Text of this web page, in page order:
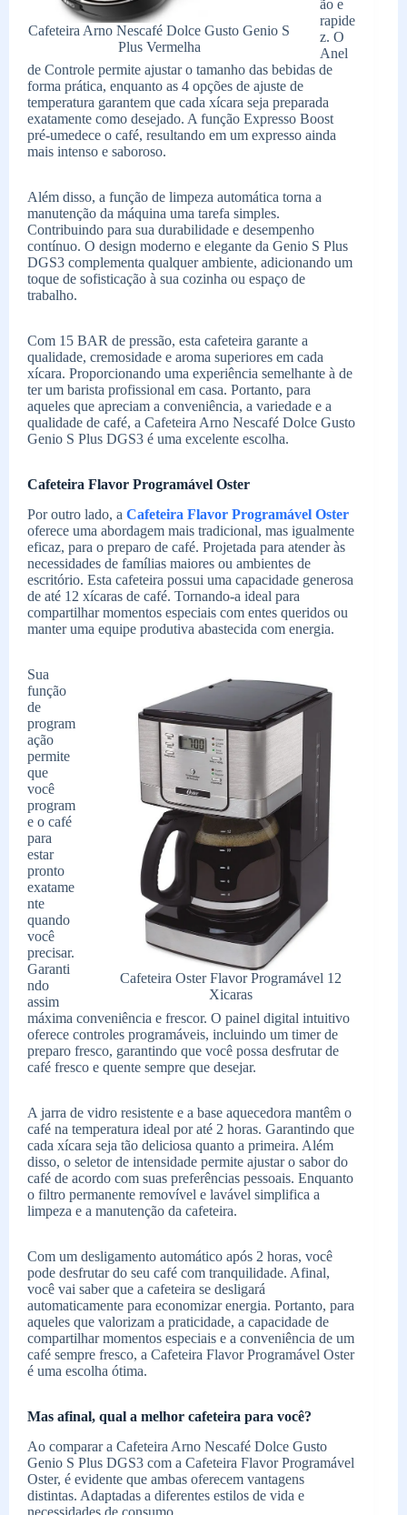
Cafeteira Arno Nescafé Dolce Gusto Genio S
Plus Vermelha
ão e
rapide
z. O
Anel
de Controle permite ajustar o tamanho das bebidas de
forma prática, enquanto as 4 opções de ajuste de
temperatura garantem que cada xícara seja preparada
exatamente como desejado. A função Expresso Boost
pré-umedece o café, resultando em um expresso ainda
mais intenso e saboroso.
Além disso, a função de limpeza automática torna a
manutenção da máquina uma tarefa simples.
Contribuindo para sua durabilidade e desempenho
contínuo. O design moderno e elegante da Genio S Plus
DGS3 complementa qualquer ambiente, adicionando um
toque de sofisticação à sua cozinha ou espaço de
trabalho.
Com 15 BAR de pressão, esta cafeteira garante a
qualidade, cremosidade e aroma superiores em cada
xícara. Proporcionando uma experiência semelhante à de
ter um barista profissional em casa. Portanto, para
aqueles que apreciam a conveniência, a variedade e a
qualidade de café, a Cafeteira Arno Nescafé Dolce Gusto
Genio S Plus DGS3 é uma excelente escolha.
Cafeteira Flavor Programável Oster
Por outro lado, a Cafeteira Flavor Programável Oster
oferece uma abordagem mais tradicional, mas igualmente
eficaz, para o preparo de café. Projetada para atender às
necessidades de famílias maiores ou ambientes de
escritório. Esta cafeteira possui uma capacidade generosa
de até 12 xícaras de café. Tornando-a ideal para
compartilhar momentos especiais com entes queridos ou
manter uma equipe produtiva abastecida com energia.
Cafeteira Oster Flavor Programável 12
Xicaras
Sua
função
de
program
ação
permite
que
você
program
e o café
para
estar
pronto
exatame
nte
quando
você
precisar.
Garanti
ndo
assim
máxima conveniência e frescor. O painel digital intuitivo
oferece controles programáveis, incluindo um timer de
preparo fresco, garantindo que você possa desfrutar de
café fresco e quente sempre que desejar.
A jarra de vidro resistente e a base aquecedora mantêm o
café na temperatura ideal por até 2 horas. Garantindo que
cada xícara seja tão deliciosa quanto a primeira. Além
disso, o seletor de intensidade permite ajustar o sabor do
café de acordo com suas preferências pessoais. Enquanto
o filtro permanente removível e lavável simplifica a
limpeza e a manutenção da cafeteira.
Com um desligamento automático após 2 horas, você
pode desfrutar do seu café com tranquilidade. Afinal,
você vai saber que a cafeteira se desligará
automaticamente para economizar energia. Portanto, para
aqueles que valorizam a praticidade, a capacidade de
compartilhar momentos especiais e a conveniência de um
café sempre fresco, a Cafeteira Flavor Programável Oster
é uma escolha ótima.
Mas afinal, qual a melhor cafeteira para você?
Ao comparar a Cafeteira Arno Nescafé Dolce Gusto
Genio S Plus DGS3 com a Cafeteira Flavor Programável
Oster, é evidente que ambas oferecem vantagens
distintas. Adaptadas a diferentes estilos de vida e
necessidades de consumo.